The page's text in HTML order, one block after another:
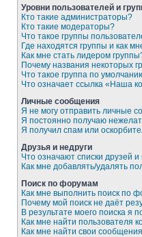
Уровни пользователей и
Кто такие администраторы?
Кто такие модераторы?
Что такое группы
Где находятся группы и как
Как мне стать лидером
Почему названия некоторых
Что такое группа по
Что означает ссылка «Наша
Личные сообщения
Я не могу отправить личные
Я постоянно получаю
Я получил спам или
Друзья и недруги
Что означают списки друзей и
Как мне добавлять/удалять
Поиск по форумам
Как мне выполнить поиск по
Почему мой поиск не даёт
В результате моего поиска я
Как мне найти пользователя
Как мне найти свои